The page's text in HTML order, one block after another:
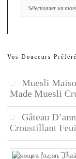
Archives
Vos Douceurs
Muesli
Made Muesli
Gâteau
Croustillant